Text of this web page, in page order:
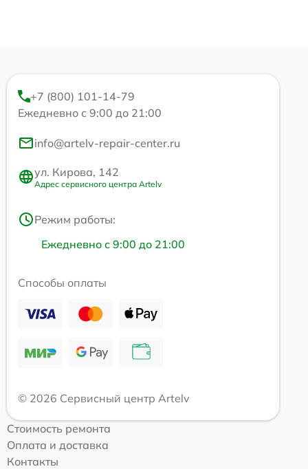
+7 (800) 101-14-79
Ежедневно с 9:00 до 21:00
info@artelv-repair-center.ru
ул. Кирова, 142
Адрес сервисного центра Artelv
Режим работы:
Ежедневно с 9:00 до 21:00
Способы оплаты
© 2026 Сервисный центр Artelv
Стоимость ремонта
Оплата и доставка
Контакты